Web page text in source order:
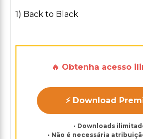
1) Back to Black
🔥 Obtenha acesso
⚡ Download
• Downloads
• Não é necessária